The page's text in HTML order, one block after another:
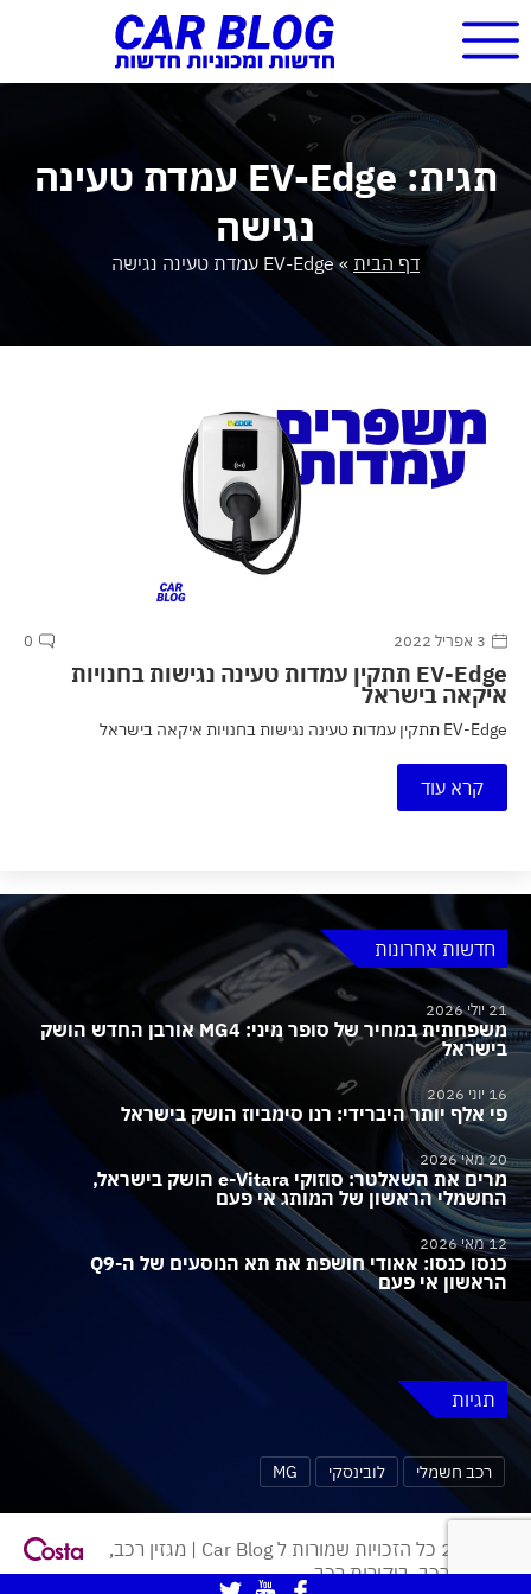
תגית: EV-Edge עמדת טעינה
נגישה
דף הבית »EV-Edge עמדת טעינה נגישה
3 אפריל 2022 0
EV-Edge תתקין עמדות טעינה נגישות בחנויות
איקאה בישראל
EV-Edge תתקין עמדות טעינה נגישות בחנויות איקאה בישראל
קרא עוד
חדשות אחרונות
21 יולי 2026
משפחתית במחיר של סופר מיני: MG4 אורבן החדש הושק
בישראל
16 יוני 2026
פי אלף יותר היברידי: רנו סימביוז הושק בישראל
20 מאי 2026
מרים את השאלטר: סוזוקי e-Vitara הושק בישראל,
החשמלי הראשון של המותג אי פעם
12 מאי 2026
כנסו כנסו: אאודי חושפת את תא הנוסעים של ה-Q9
הראשון אי פעם
תגיות
רכב חשמלי לובינסקי MG
© 2026 כל הזכויות שמורות ל Car Blog | מגזין רכב,
חדשות רכב, ביקורות רכב.